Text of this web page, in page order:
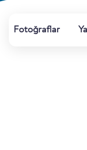
Fotoğraflar